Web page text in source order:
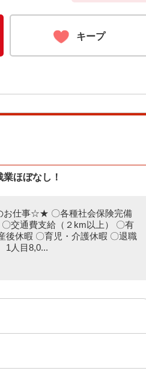
キープ
ほぼなし！
仕事☆★ 〇各種社会保険完備
交通費支給（２km以上） 〇有
後休暇 〇育児・介護休暇 〇退職
1人目8,0...